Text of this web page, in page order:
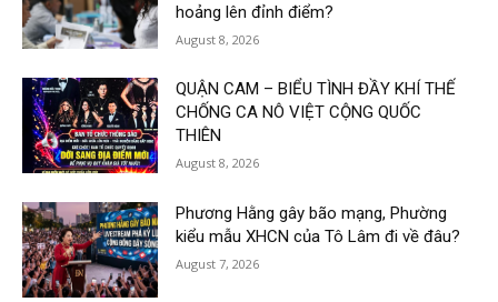
hoảng lên đỉnh điểm?
August 8, 2026
QUẬN CAM – BIỂU TÌNH ĐẦY KHÍ THẾ
CHỐNG CA NÔ VIỆT CỘNG QUỐC
THIÊN
August 8, 2026
Phương Hằng gây bão mạng, Phường
kiểu mẫu XHCN của Tô Lâm đi về đâu?
August 7, 2026